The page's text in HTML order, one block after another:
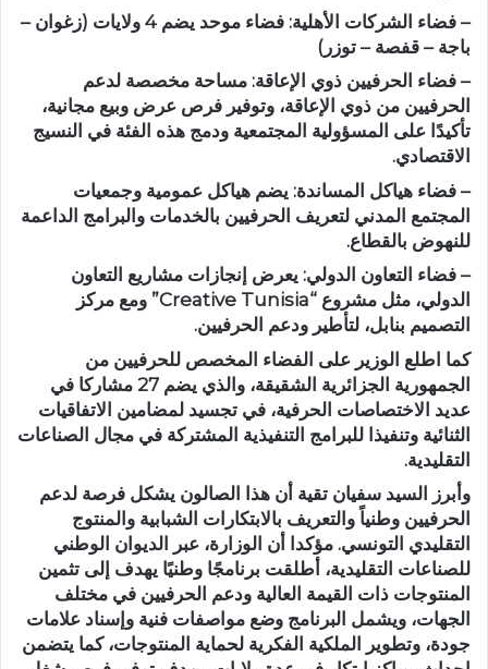
– فضاء الشركات الأهلية: فضاء موحد يضم 4 ولايات (زغوان –
باجة – قفصة – توزر)
– فضاء الحرفيين ذوي الإعاقة: مساحة مخصصة لدعم
الحرفيين من ذوي الإعاقة، وتوفير فرص عرض وبيع مجانية،
تأكيدًا على المسؤولية المجتمعية ودمج هذه الفئة في النسيج
الاقتصادي.
– فضاء هياكل المساندة: يضم هياكل عمومية وجمعيات
المجتمع المدني لتعريف الحرفيين بالخدمات والبرامج الداعمة
للنهوض بالقطاع.
– فضاء التعاون الدولي: يعرض إنجازات مشاريع التعاون
الدولي، مثل مشروع “Creative Tunisia” ومع مركز
التصميم بنابل، لتأطير ودعم الحرفيين.
كما اطلع الوزير على الفضاء المخصص للحرفيين من
الجمهورية الجزائرية الشقيقة، والذي يضم 27 مشاركا في
عديد الاختصاصات الحرفية، في تجسيد لمضامين الاتفاقيات
الثنائية وتنفيذا للبرامج التنفيذية المشتركة في مجال الصناعات
التقليدية.
وأبرز السيد سفيان تقية أن هذا الصالون يشكل فرصة لدعم
الحرفيين وطنياً والتعريف بالابتكارات الشبابية والمنتوج
التقليدي التونسي. مؤكدا أن الوزارة، عبر الديوان الوطني
للصناعات التقليدية، أطلقت برنامجًا وطنيًا يهدف إلى تثمين
المنتوجات ذات القيمة العالية ودعم الحرفيين في مختلف
الجهات، ويشمل البرنامج وضع مواصفات فنية وإسناد علامات
جودة، وتطوير الملكية الفكرية لحماية المنتوجات، كما يتضمن